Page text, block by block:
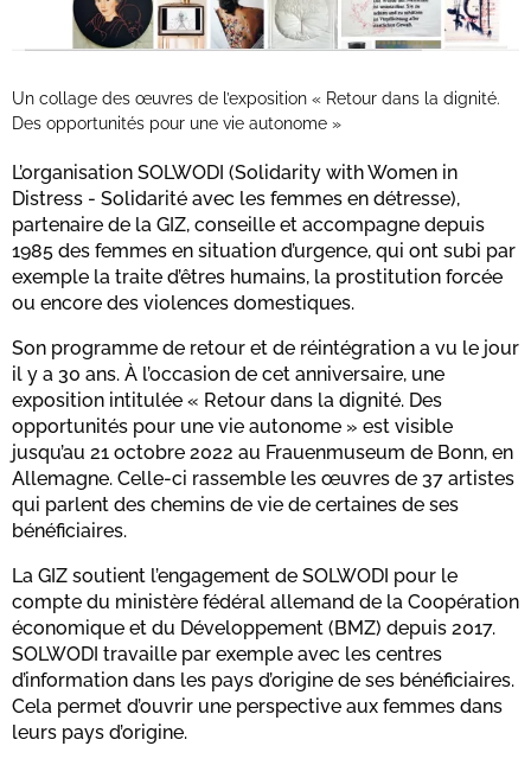
Un collage des œuvres de l’exposition « Retour dans la dignité.
Des opportunités pour une vie autonome »
L’organisation SOLWODI (Solidarity with Women in
Distress - Solidarité avec les femmes en détresse),
partenaire de la GIZ, conseille et accompagne depuis
1985 des femmes en situation d’urgence, qui ont subi par
exemple la traite d’êtres humains, la prostitution forcée
ou encore des violences domestiques.
Son programme de retour et de réintégration a vu le jour
il y a 30 ans. À l’occasion de cet anniversaire, une
exposition intitulée « Retour dans la dignité. Des
opportunités pour une vie autonome » est visible
jusqu’au 21 octobre 2022 au Frauenmuseum de Bonn, en
Allemagne. Celle-ci rassemble les œuvres de 37 artistes
qui parlent des chemins de vie de certaines de ses
bénéficiaires.
La GIZ soutient l’engagement de SOLWODI pour le
compte du ministère fédéral allemand de la Coopération
économique et du Développement (BMZ) depuis 2017.
SOLWODI travaille par exemple avec les centres
d’information dans les pays d’origine de ses bénéficiaires.
Cela permet d’ouvrir une perspective aux femmes dans
leurs pays d’origine.